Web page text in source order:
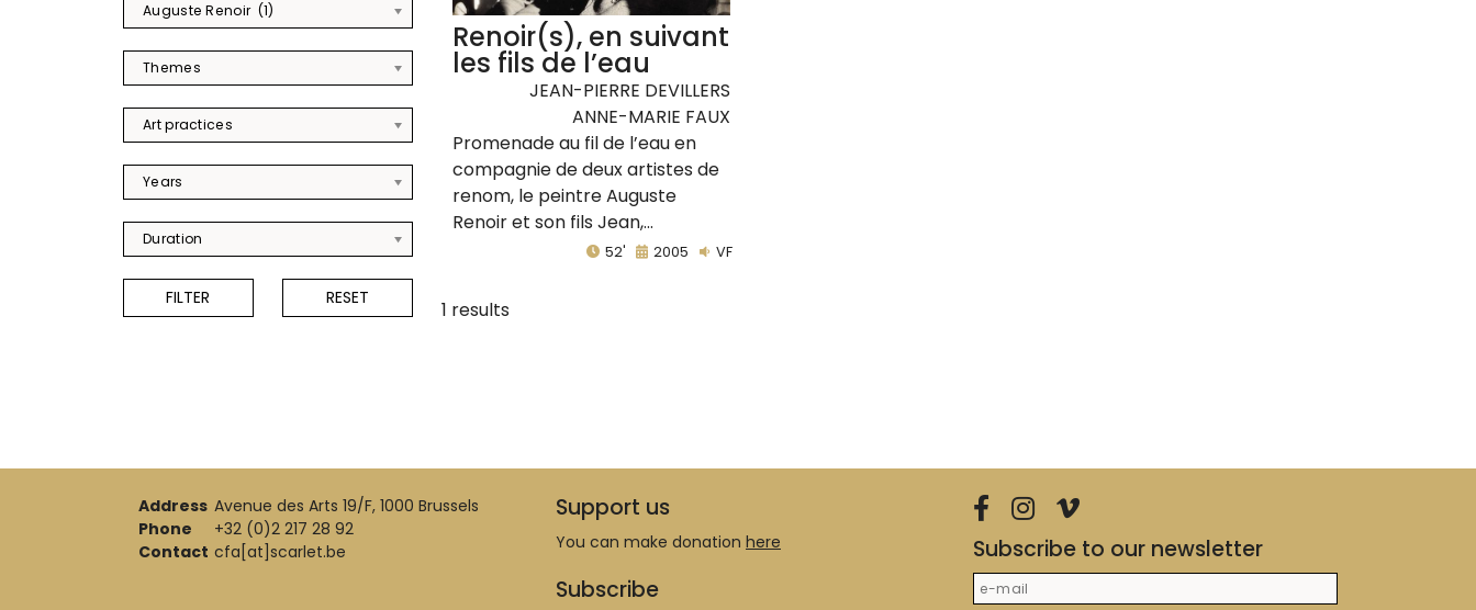
Auguste Renoir (1)
Themes
Art practices
Years
Duration
Renoir(s), en suivant
les fils de l’eau
JEAN-PIERRE DEVILLERS
ANNE-MARIE FAUX
Promenade au fil de l’eau en
compagnie de deux artistes de
renom, le peintre Auguste
Renoir et son fils Jean,...
52' 2005 VF
1 results
Address Avenue des Arts 19/F, 1000 Brussels
Phone
+32 (0)2 217 28 92
Contact cfa[at]scarlet.be
Support us
You can make donation here
Subscribe
Subscribe to our newsletter